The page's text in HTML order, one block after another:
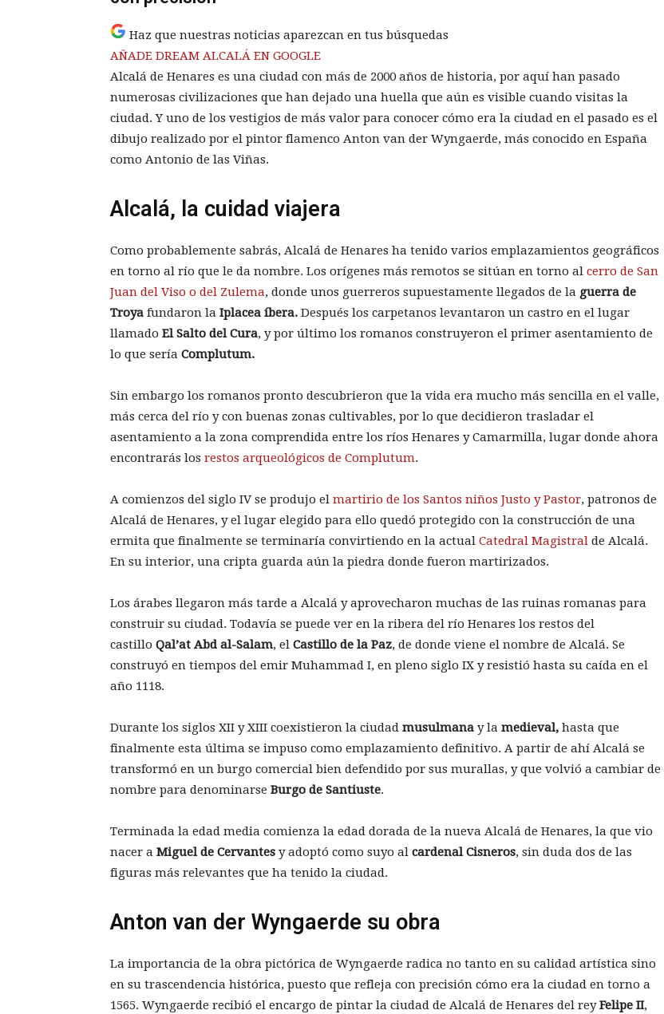
Haz que nuestras noticias aparezcan en tus búsquedas
AÑADE DREAM ALCALÁ EN GOOGLE
Alcalá de Henares es una ciudad con más de 2000 años de historia, por aquí han pasado
numerosas civilizaciones que han dejado una huella que aún es visible cuando visitas la
ciudad. Y uno de los vestigios de más valor para conocer cómo era la ciudad en el pasado es el
dibujo realizado por el pintor flamenco Anton van der Wyngaerde, más conocido en España
como Antonio de las Viñas.
Alcalá, la cuidad viajera
Como probablemente sabrás, Alcalá de Henares ha tenido varios emplazamientos geográficos
en torno al río que le da nombre. Los orígenes más remotos se sitúan en torno al cerro de San
Juan del Viso o del Zulema, donde unos guerreros supuestamente llegados de la guerra de
Troya fundaron la Iplacea íbera. Después los carpetanos levantaron un castro en el lugar
llamado El Salto del Cura, y por último los romanos construyeron el primer asentamiento de
lo que sería Complutum.
Sin embargo los romanos pronto descubrieron que la vida era mucho más sencilla en el valle,
más cerca del río y con buenas zonas cultivables, por lo que decidieron trasladar el
asentamiento a la zona comprendida entre los ríos Henares y Camarmilla, lugar donde ahora
encontrarás los restos arqueológicos de Complutum.
A comienzos del siglo IV se produjo el martirio de los Santos niños Justo y Pastor, patronos de
Alcalá de Henares, y el lugar elegido para ello quedó protegido con la construcción de una
ermita que finalmente se terminaría convirtiendo en la actual Catedral Magistral de Alcalá.
En su interior, una cripta guarda aún la piedra donde fueron martirizados.
Los árabes llegaron más tarde a Alcalá y aprovecharon muchas de las ruinas romanas para
construir su ciudad. Todavía se puede ver en la ribera del río Henares los restos del
castillo Qal’at Abd al-Salam, el Castillo de la Paz, de donde viene el nombre de Alcalá. Se
construyó en tiempos del emir Muhammad I, en pleno siglo IX y resistió hasta su caída en el
año 1118.
Durante los siglos XII y XIII coexistieron la ciudad musulmana y la medieval, hasta que
finalmente esta última se impuso como emplazamiento definitivo. A partir de ahí Alcalá se
transformó en un burgo comercial bien defendido por sus murallas, y que volvió a cambiar de
nombre para denominarse Burgo de Santiuste.
Terminada la edad media comienza la edad dorada de la nueva Alcalá de Henares, la que vio
nacer a Miguel de Cervantes y adoptó como suyo al cardenal Cisneros, sin duda dos de las
figuras más relevantes que ha tenido la ciudad.
Anton van der Wyngaerde su obra
La importancia de la obra pictórica de Wyngaerde radica no tanto en su calidad artística sino
en su trascendencia histórica, puesto que refleja con precisión cómo era la ciudad en torno a
1565. Wyngaerde recibió el encargo de pintar la ciudad de Alcalá de Henares del reyFelipe II,